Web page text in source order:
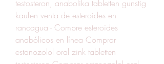
testosteron, anabolika tabletten gunstig
kaufen venta de esteroides en
rancagua - Compre esteroides
anabólicos en línea Comprar
estanozolol oral zink tabletten